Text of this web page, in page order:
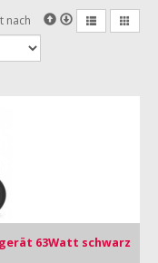
nach
63Watt schwarz